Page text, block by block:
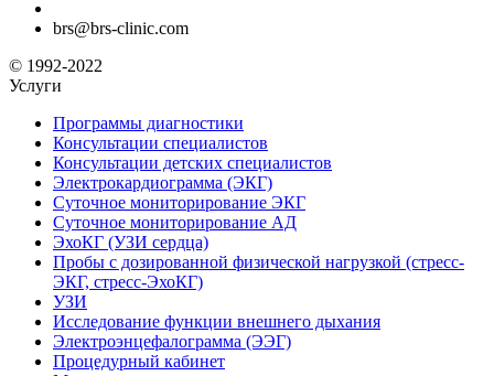
brs@brs-clinic.com
© 1992-2022
Услуги
Программы диагностики
Консультации специалистов
Консультации детских специалистов
Электрокардиограмма (ЭКГ)
Суточное мониторирование ЭКГ
Суточное мониторирование АД
ЭхоКГ (УЗИ сердца)
Пробы с дозированной физической нагрузкой (стресс-
ЭКГ, стресс-ЭхоКГ)
УЗИ
Исследование функции внешнего дыхания
Электроэнцефалограмма (ЭЭГ)
Процедурный кабинет